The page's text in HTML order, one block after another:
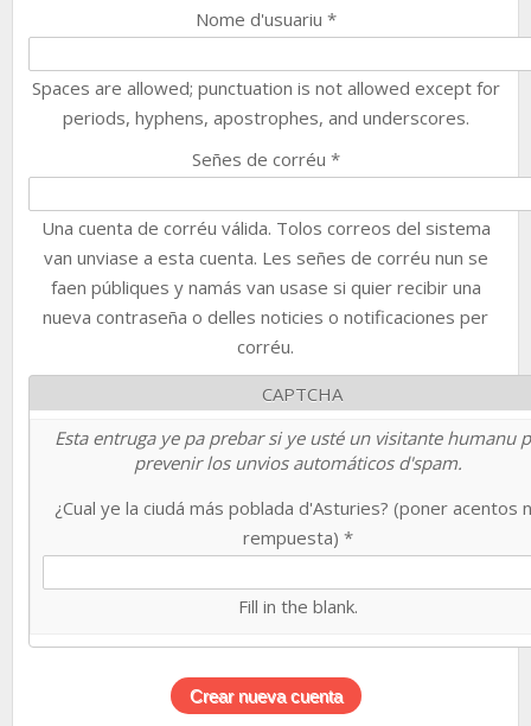
Nome d'usuariu *
Spaces are allowed; punctuation is not allowed except for
periods, hyphens, apostrophes, and underscores.
Señes de corréu *
Una cuenta de corréu válida. Tolos correos del sistema
van unviase a esta cuenta. Les señes de corréu nun se
faen públiques y namás van usase si quier recibir una
nueva contraseña o delles noticies o notificaciones per
corréu.
CAPTCHA
Esta entruga ye pa prebar si ye usté un visitante humanu
prevenir los unvios automáticos d'spam.
¿Cual ye la ciudá más poblada d'Asturies? (poner acentos
rempuesta) *
Fill in the blank.